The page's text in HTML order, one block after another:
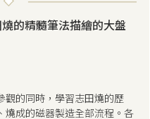
的精髓筆法描繪的大盤
觀的同時，學習志田燒的歷
燒成的磁器製造全部流程。各